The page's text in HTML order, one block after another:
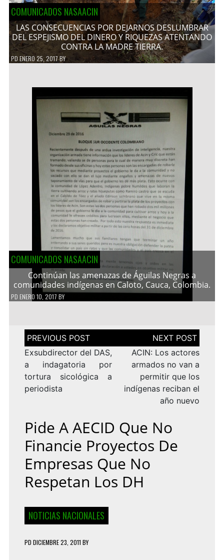
COMUNICADOS NASAACIN
LAS CONSECUENCIAS POR DEJARNOS DESLUMBRAR
DEL ESPEJISMO DEL DINERO Y RIQUEZAS ATENTANDO
CONTRA LA MADRE TIERRA.
PDENERO 25, 2017BY
COMUNICADOS NASAACIN
Continúan las amenazas de Águilas Negras a
comunidades indígenas en Caloto, Cauca, Colombia.
PD ENERO 10, 2017 BY
Navegación
de
entradas
Exsubdirector del DAS,
a indagatoria por
tortura sicológica a
periodista
ACIN: Los actores
armados no van a
permitir que los
indígenas reciban el
año nuevo
Pide A AECID Que No
Financie Proyectos De
Empresas Que No
Respetan Los DH
NOTICIAS NACIONALES
PD DICIEMBRE 23, 2011 BY